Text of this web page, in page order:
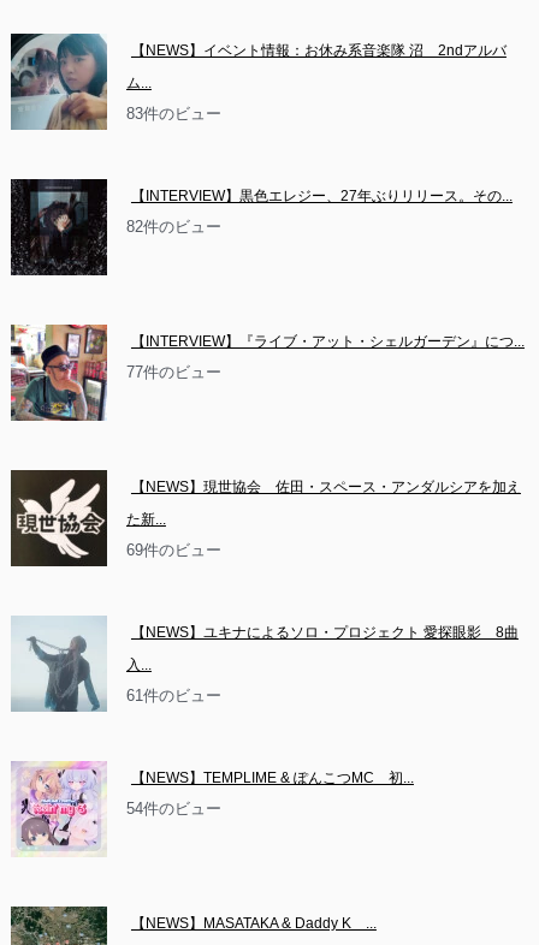
【NEWS】イベント情報：お休み系音楽隊 沼　2ndアルバ
ム...
83件のビュー
【INTERVIEW】黒色エレジー、27年ぶりリリース。その...
82件のビュー
【INTERVIEW】『ライブ・アット・シェルガーデン』につ...
77件のビュー
【NEWS】現世協会　佐田・スペース・アンダルシアを加え
た新...
69件のビュー
【NEWS】ユキナによるソロ・プロジェクト 愛探眼影　8曲
入...
61件のビュー
【NEWS】TEMPLIME & ぽんこつMC　初...
54件のビュー
【NEWS】MASATAKA & Daddy K　...